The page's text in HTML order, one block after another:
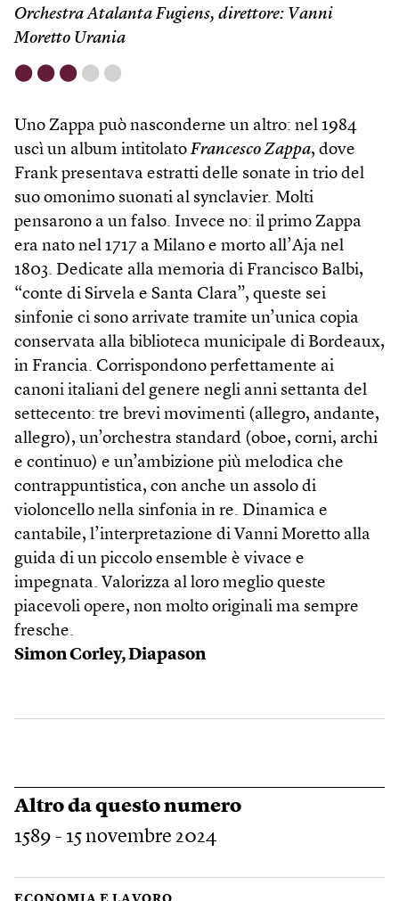
Orchestra Atalanta Fugiens, direttore: Vanni
Moretto Urania
⬤ ⬤ ⬤ ⬤ ⬤
Uno Zappa può nasconderne un altro: nel 1984
uscì un album intitolato Francesco Zappa, dove
Frank presentava estratti delle sonate in trio del
suo omonimo suonati al synclavier. Molti
pensarono a un falso. Invece no: il primo Zappa
era nato nel 1717 a Milano e morto all’Aja nel
1803. Dedicate alla memoria di Francisco Balbi,
“conte di Sirvela e Santa Clara”, queste sei
sinfonie ci sono arrivate tramite un’unica copia
conservata alla biblioteca municipale di Bordeaux,
in Francia. Corrispondono perfettamente ai
canoni italiani del genere negli anni settanta del
settecento: tre brevi movimenti (allegro, andante,
allegro), un’orchestra standard (oboe, corni, archi
e continuo) e un’ambizione più melodica che
contrappuntistica, con anche un assolo di
violoncello nella sinfonia in re. Dinamica e
cantabile, l’interpretazione di Vanni Moretto alla
guida di un piccolo ensemble è vivace e
impegnata. Valorizza al loro meglio queste
piacevoli opere, non molto originali ma sempre
fresche.
Simon Corley, Diapason
Altro da questo numero
1589 - 15 novembre 2024